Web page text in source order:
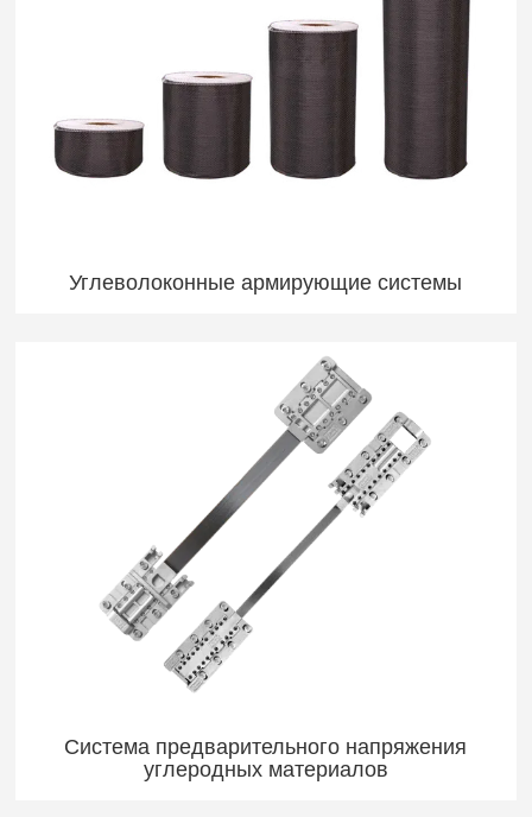
Углеволоконные армирующие системы
Система предварительного напряжения
углеродных материалов